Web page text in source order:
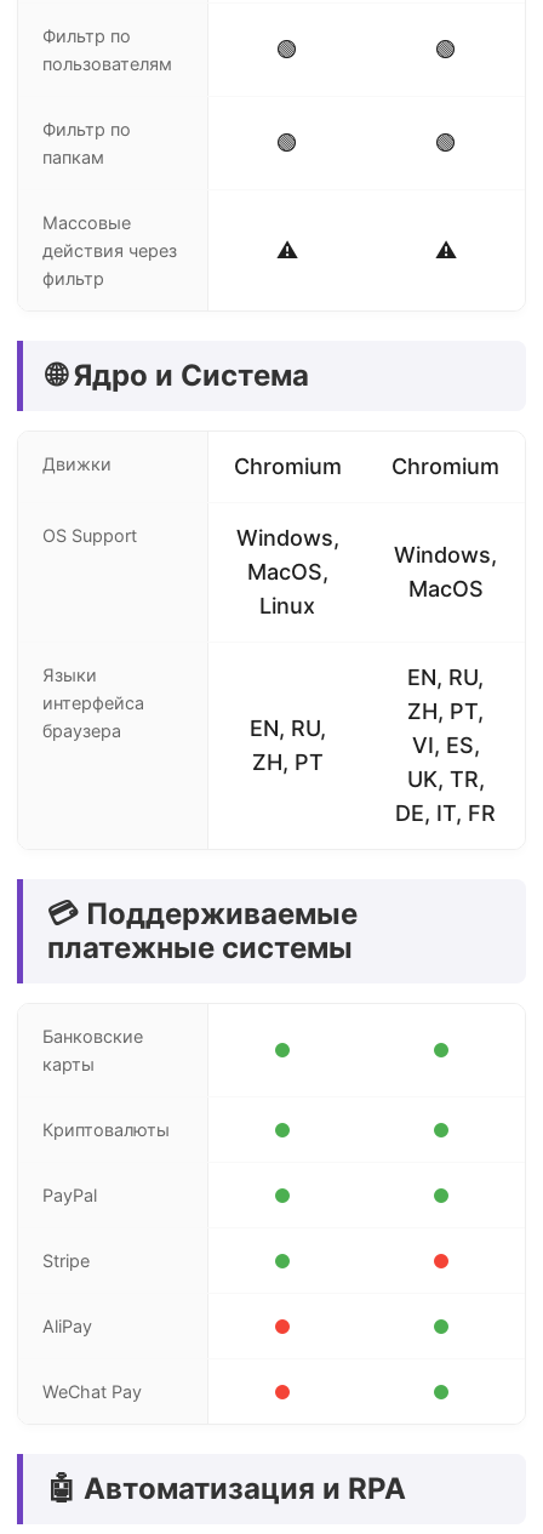
Фильтр по
пользователям
🟢 🟢
Фильтр по
папкам
🟢 🟢
Массовые
действия через
фильтр
⚠️ ⚠️
🌐 Ядро и Система
Движки Chromium Chromium
OS Support
Windows,
MacOS,
Linux
Windows,
MacOS
Языки
интерфейса
браузера
EN, RU,
ZH, PT
EN, RU,
ZH, PT,
VI, ES,
UK, TR,
DE, IT, FR
💳 Поддерживаемые
платежные системы
Банковские
карты
Криптовалюты
PayPal
Stripe
AliPay
WeChat Pay
🤖 Автоматизация и RPA